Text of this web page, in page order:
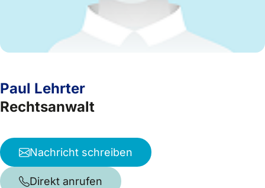
Paul Lehrter
Rechtsanwalt
Nachricht schreiben
Direkt anrufen